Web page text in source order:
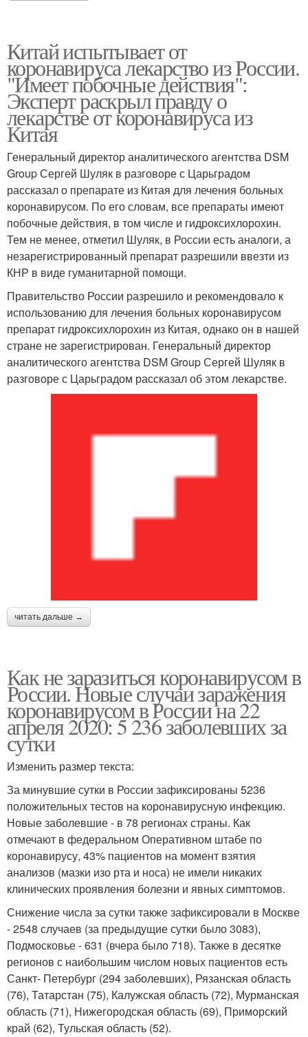
Китай испытывает от
коронавируса лекарство из России.
"Имеет побочные действия":
Эксперт раскрыл правду о
лекарстве от коронавируса из
Китая
Генеральный директор аналитического агентства DSM
Group Сергей Шуляк в разговоре с Царьградом
рассказал о препарате из Китая для лечения больных
коронавирусом. По его словам, все препараты имеют
побочные действия, в том числе и гидроксихлорохин.
Тем не менее, отметил Шуляк, в России есть аналоги, а
незарегистрированный препарат разрешили ввезти из
КНР в виде гуманитарной помощи.
Правительство России разрешило и рекомендовало к
использованию для лечения больных коронавирусом
препарат гидроксихлорохин из Китая, однако он в нашей
стране не зарегистрирован. Генеральный директор
аналитического агентства DSM Group Сергей Шуляк в
разговоре с Царьградом рассказал об этом лекарстве.
читать дальше →
Как не заразиться коронавирусом в
России. Новые случаи заражения
коронавирусом в России на 22
апреля 2020: 5 236 заболевших за
сутки
Изменить размер текста:
За минувшие сутки в России зафиксированы 5236
положительных тестов на коронавирусную инфекцию.
Новые заболевшие - в 78 регионах страны. Как
отмечают в федеральном Оперативном штабе по
коронавирусу, 43% пациентов на момент взятия
анализов (мазки изо рта и носа) не имели никаких
клинических проявления болезни и явных симптомов.
Снижение числа за сутки также зафиксировали в Москве
- 2548 случаев (за предыдущие сутки было 3083),
Подмосковье - 631 (вчера было 718). Также в десятке
регионов с наибольшим числом новых пациентов есть
Санкт- Петербург (294 заболевших), Рязанская область
(76), Татарстан (75), Калужская область (72), Мурманская
область (71), Нижегородская область (69), Приморский
край (62), Тульская область (52).